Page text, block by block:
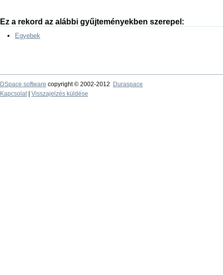
Ez a rekord az alábbi gyűjteményekben szerepel:
Egyebek
DSpace software copyright © 2002-2012
Duraspace
Kapcsolat| Visszajelzés küldése